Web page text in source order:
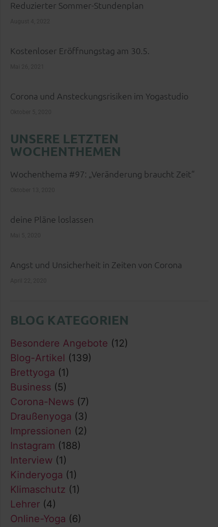
Reduzierter Sommer-Stundenplan
Kostenloser Eröffnungstag am 30.5.
Corona und Ansteckungsrisiken im Yogastudio
UNSERE LETZTEN
WOCHENTHEMEN
Wochenthema #97: „Veränderung braucht Zeit“
deine Pläne loslassen
Angst und Unsicherheit in Zeiten von Corona
BLOG KATEGORIEN
Besondere Angebote (12)
Blog-Artikel (139)
Brettyoga (1)
Business (5)
Corona-News (7)
Draußenyoga (3)
Impressionen (2)
Instagram (188)
Interview (1)
Kinderyoga (1)
Klimaschutz (1)
Lehrer (4)
Online-Yoga (6)